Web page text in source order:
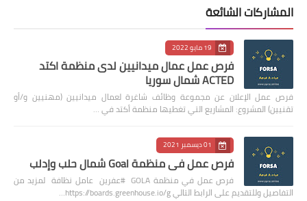
المشاركات الشائعة
19 مايو 2022
فرص عمل عمال ميدانيين لدى منظمة اكتد
ACTED شمال سوريا
فرص عمل الإعلان عن مجموعة وظائف شاغرة لعمال ميدانيين (مهنيين و/أو
تقنيين) المشروع: المشاريع التي تغطيها منظمة أكتد في …
01 ديسمبر 2021
فرص عمل في منظمة Goal شمال حلب وإدلب
فرص عمل في منظمة GOLA #عفرين عامل نظافة لمزيد من
التفاصيل وللتقديم على الرابط التالي https://boards.greenhouse.io/g…